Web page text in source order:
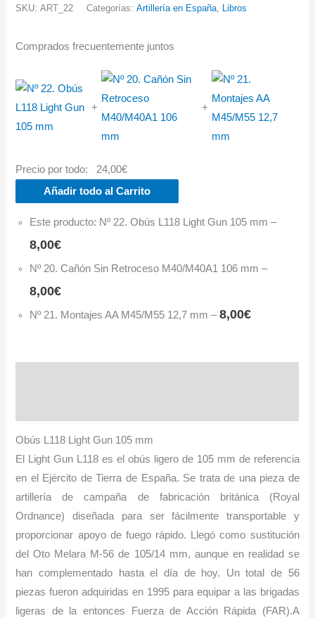
Obús
Light
105
mm
cantidad
SKU:ART_22 Categorías:Artillería en España, Libros
Comprados frecuentemente juntos
+ +
Precio por todo: 24,00€
Añadir todo al Carrito
Este producto: Nº 22. Obús L118 Light Gun 105 mm–
8,00€
Nº 20. Cañón Sin Retroceso M40/M40A1 106 mm–
8,00€
Nº 21. Montajes AA M45/M55 12,7 mm–8,00€
Obús L118 Light Gun 105 mm
El Light Gun L118 es el obús ligero de 105 mm de referencia
en el Ejército de Tierra de España. Se trata de una pieza de
artillería de campaña de fabricación británica (Royal
Ordnance) diseñada para ser fácilmente transportable y
proporcionar apoyo de fuego rápido. Llegó como sustitución
del Oto Melara M-56 de 105/14 mm, aunque en realidad se
han complementado hasta el día de hoy. Un total de 56
piezas fueron adquiridas en 1995 para equipar a las brigadas
ligeras de la entonces Fuerza de Acción Rápida (FAR).A